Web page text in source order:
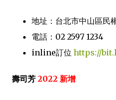
地址：台北市中山區民
電話：02 2597 1234
inline訂位 https://
壽司芳 2022 新增